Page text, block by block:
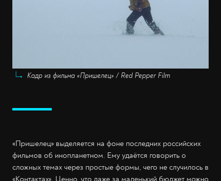
Кадр из фильма «Пришелец» / Red Pepper Film
«Пришелец» выделяется на фоне последних российских
фильмов об инопланетном. Ему удаётся говорить о
сложных темах через простые формы, чего не случилось в
«Контактах». Ценно, что даже за маленький бюджет можно